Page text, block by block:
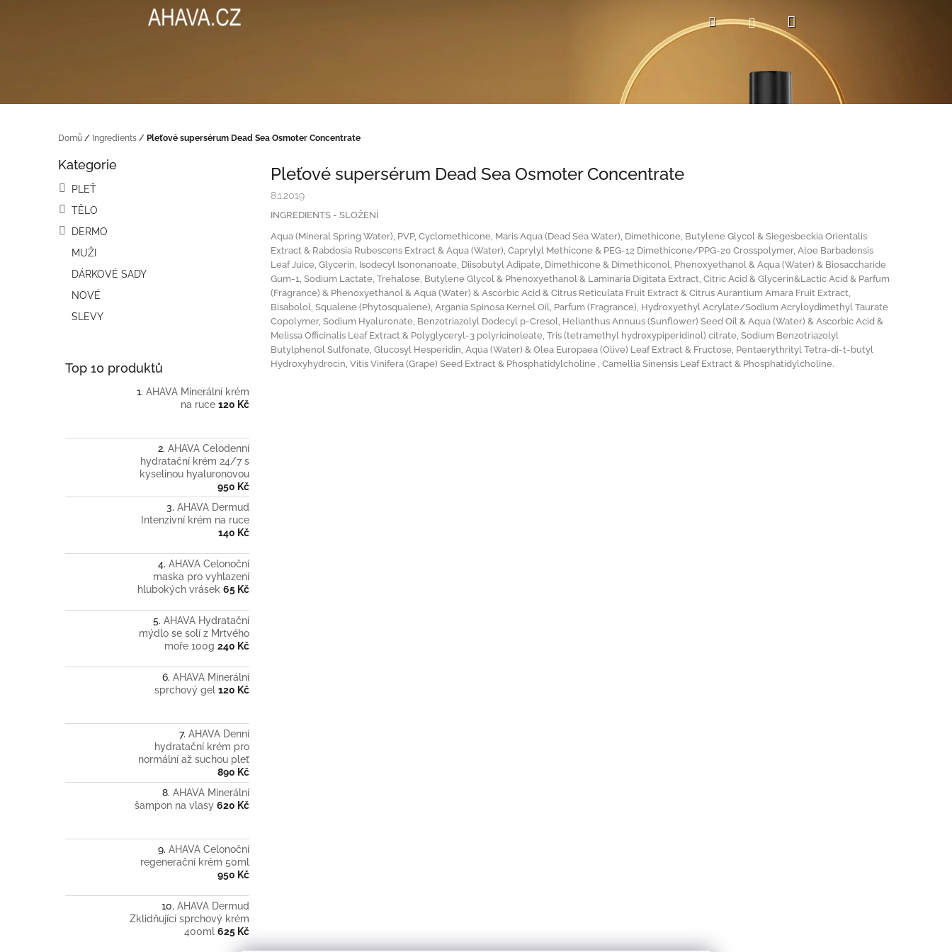
HledatPřihlášeníNákupní
košík
Domů / Ingredients / Pleťové supersérum Dead Sea Osmoter Concentrate
Přeskočit
Kategorie
PLEŤ
TĚLO
DERMO
MUŽI
DÁRKOVÉ SADY
NOVÉ
SLEVY
Top 10 produktů
AHAVA Minerální krém
na ruce 120 Kč
AHAVA Celodenní
hydratační krém 24/7 s
kyselinou hyaluronovou
950 Kč
AHAVA Dermud
Intenzivní krém na ruce
140 Kč
AHAVA Celonoční
maska pro vyhlazení
hlubokých vrásek 65 Kč
AHAVA Hydratační
mýdlo se solí z Mrtvého
moře 100g 240 Kč
AHAVA Minerální
sprchový gel 120 Kč
AHAVA Denní
hydratační krém pro
normální až suchou pleť
890 Kč
AHAVA Minerální
šampon na vlasy 620 Kč
AHAVA Celonoční
regenerační krém 50ml
950 Kč
AHAVA Dermud
Zklidňující sprchový krém
400ml 625 Kč
Pleťové supersérum Dead Sea Osmoter Concentrate
8.1.2019
INGREDIENTS - SLOŽENÍ
Aqua (Mineral Spring Water), PVP, Cyclomethicone, Maris Aqua (Dead Sea Water), Dimethicone, Butylene Glycol & Siegesbeckia Orientalis
Extract & Rabdosia Rubescens Extract & Aqua (Water), Caprylyl Methicone & PEG-12 Dimethicone/PPG-20 Crosspolymer, Aloe Barbadensis
Leaf Juice, Glycerin, Isodecyl Isononanoate, Diisobutyl Adipate, Dimethicone & Dimethiconol, Phenoxyethanol & Aqua (Water) & Biosaccharide
Gum-1, Sodium Lactate, Trehalose, Butylene Glycol & Phenoxyethanol & Laminaria Digitata Extract, Citric Acid & Glycerin&Lactic Acid & Parfum
(Fragrance) & Phenoxyethanol & Aqua (Water) & Ascorbic Acid & Citrus Reticulata Fruit Extract & Citrus Aurantium Amara Fruit Extract,
Bisabolol, Squalene (Phytosqualene), Argania Spinosa Kernel Oil, Parfum (Fragrance), Hydroxyethyl Acrylate/Sodium Acryloydimethyl Taurate
Copolymer, Sodium Hyaluronate, Benzotriazolyl Dodecyl p-Cresol, Helianthus Annuus (Sunflower) Seed Oil & Aqua (Water) & Ascorbic Acid &
Melissa Officinalis Leaf Extract & Polyglyceryl-3 polyricinoleate, Tris (tetramethyl hydroxypiperidinol) citrate, Sodium Benzotriazolyl
Butylphenol Sulfonate, Glucosyl Hesperidin, Aqua (Water) & Olea Europaea (Olive) Leaf Extract & Fructose, Pentaerythrityl Tetra-di-t-butyl
Hydroxyhydrocin, Vitis Vinifera (Grape) Seed Extract & Phosphatidylcholine , Camellia Sinensis Leaf Extract & Phosphatidylcholine.